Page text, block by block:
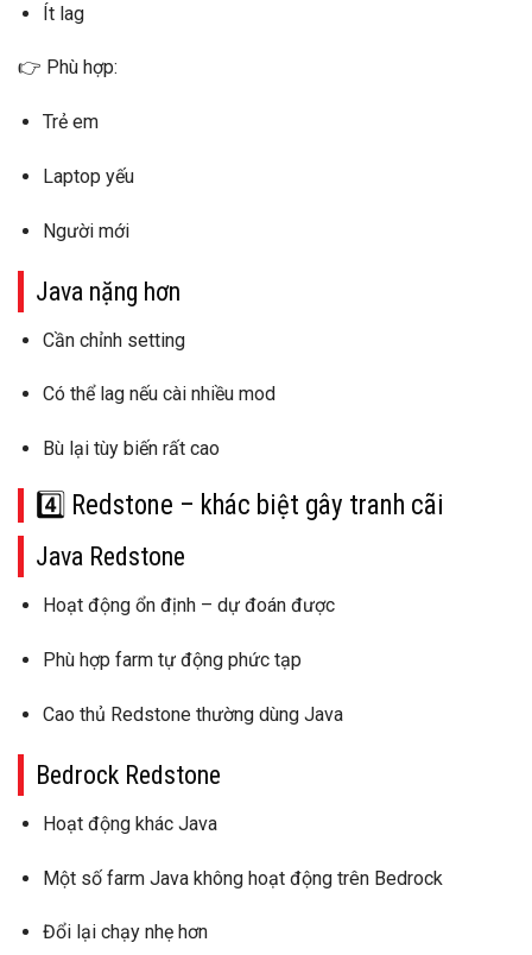
Ít lag
👉 Phù hợp:
Trẻ em
Laptop yếu
Người mới
Java nặng hơn
Cần chỉnh setting
Có thể lag nếu cài nhiều mod
Bù lại tùy biến rất cao
4️⃣ Redstone – khác biệt gây tranh cãi
Java Redstone
Hoạt động ổn định – dự đoán được
Phù hợp farm tự động phức tạp
Cao thủ Redstone thường dùng Java
Bedrock Redstone
Hoạt động khác Java
Một số farm Java không hoạt động trên Bedrock
Đổi lại chạy nhẹ hơn